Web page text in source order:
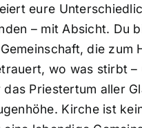
eure
– mit Absicht. Du
die zum
wo was stirbt –
das Priestertum aller
Kirche ist